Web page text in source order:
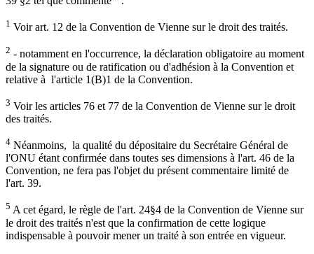
1 Voir art. 12 de la Convention de Vienne sur le droit des traités.
2 - notamment en l'occurrence, la déclaration obligatoire au moment
de la signature ou de ratification ou d'adhésion à la Convention et
relative à l'article 1(B)1 de la Convention.
3 Voir les articles 76 et 77 de la Convention de Vienne sur le droit
des traités.
4 Néanmoins, la qualité du dépositaire du Secrétaire Général de
l'ONU étant confirmée dans toutes ses dimensions à l'art. 46 de la
Convention, ne fera pas l'objet du présent commentaire limité de
l'art. 39.
5 A cet égard, le règle de l'art. 24§4 de la Convention de Vienne sur
le droit des traités n'est que la confirmation de cette logique
indispensable à pouvoir mener un traité à son entrée en vigueur.